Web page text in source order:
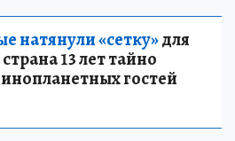
натянули «сетку»для
13 лет тайно
гостей